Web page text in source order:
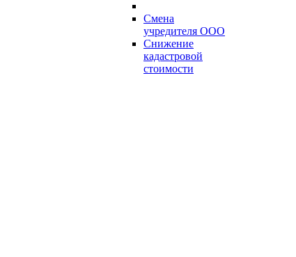
Смена
учредителя ООО
Снижение
кадастровой
стоимости